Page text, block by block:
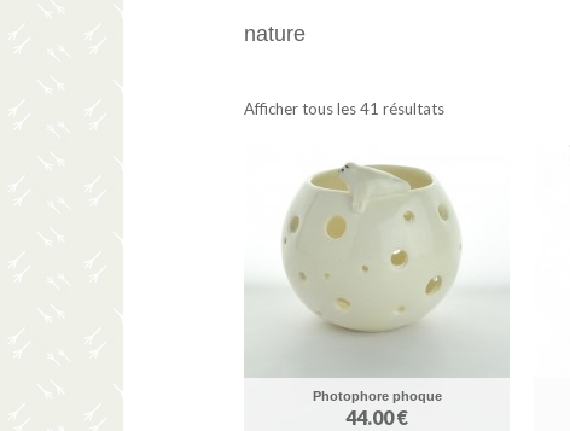
nature
Afficher tous les 41 résultats
Photophore phoque
44.00 €